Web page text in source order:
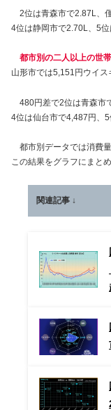
2位は青森市で2.87L、
4位は静岡市で2.70L、5位
都市別の二人以上の世
山形市では5,151円ウイス
480円差で2位は青森市
4位は仙台市で4,487円、5
都市別データでは消費
この結果をグラフにまと
関連記事 ↓